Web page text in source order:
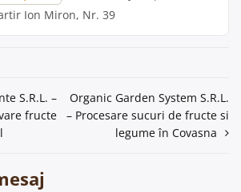
Ion Miron, Nr. 39
S.R.L. –
fructe
Organic Garden System S.R.L.
– Procesare sucuri de fructe si
legume în Covasna